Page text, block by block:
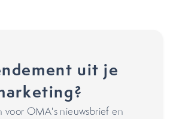
uit je
voor OMA's nieuwsbrief en